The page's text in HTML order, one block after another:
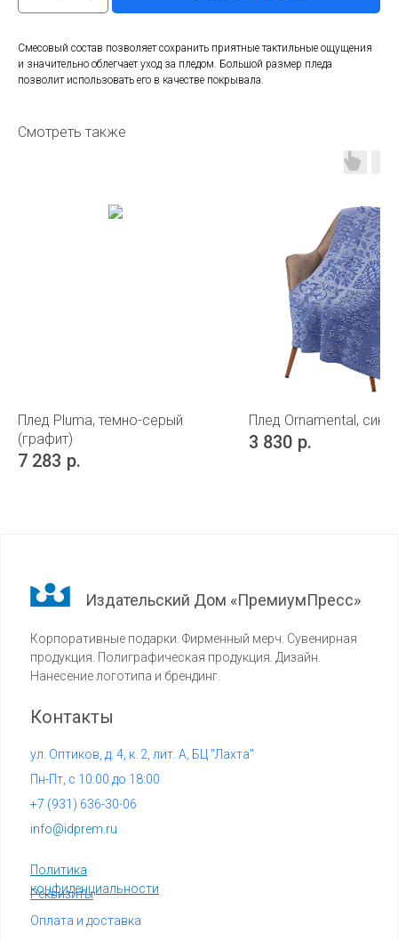
Смесовый состав позволяет сохранить приятные тактильные ощущения
и значительно облегчает уход за пледом. Большой размер пледа
позволит использовать его в качестве покрывала.
Смотреть также
Плед Pluma, темно-серый
(графит)
7 283 р.
Плед Ornamental, синий
3 830 р.
Издательский Дом «ПремиумПресс»
Корпоративные подарки. Фирменный мерч. Сувенирная
продукция. Полиграфическая продукция. Дизайн.
Нанесение логотипа и брендинг.
info@idprem.ru
Контакты
Политика
конфиденциальности
+7 (931) 636-30-06
Реквизиты
ул. Оптиков, д. 4, к. 2, лит. А, БЦ "Лахта"
Оплата и доставка
Пн-Пт, с 10:00 до 18:00